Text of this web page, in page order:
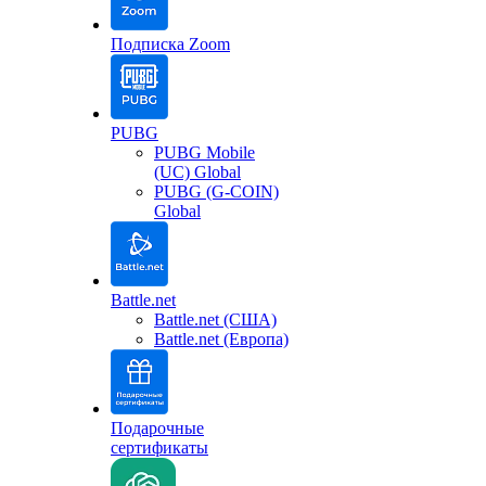
Подписка Zoom
PUBG
PUBG Mobile
(UC) Global
PUBG (G-COIN)
Global
Battle.net
Battle.net (США)
Battle.net (Европа)
Подарочные
сертификаты